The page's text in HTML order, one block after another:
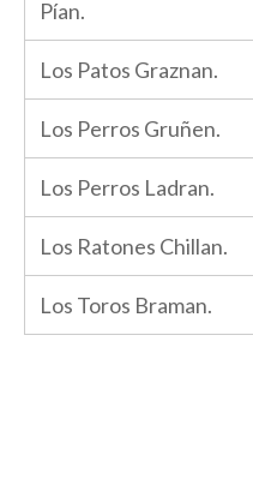
Pían.
Los Patos Graznan.
Los Perros Gruñen.
Los Perros Ladran.
Los Ratones Chillan.
Los Toros Braman.